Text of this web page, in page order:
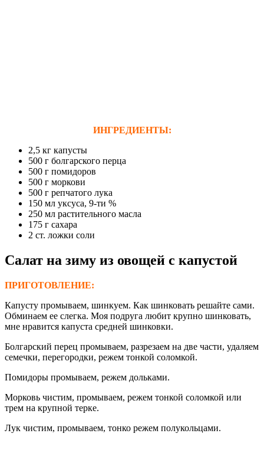
ИНГРЕДИЕНТЫ:
2,5 кг капусты
500 г болгарского перца
500 г помидоров
500 г моркови
500 г репчатого лука
150 мл уксуса, 9-ти %
250 мл растительного масла
175 г сахара
2 ст. ложки соли
Салат на зиму из овощей с капустой
ПРИГОТОВЛЕНИЕ:
Капусту промываем, шинкуем. Как шинковать решайте сами.
Обминаем ее слегка. Моя подруга любит крупно шинковать,
мне нравится капуста средней шинковки.
Болгарский перец промываем, разрезаем на две части, удаляем
семечки, перегородки, режем тонкой соломкой.
Помидоры промываем, режем дольками.
Морковь чистим, промываем, режем тонкой соломкой или
трем на крупной терке.
Лук чистим, промываем, тонко режем полукольцами.